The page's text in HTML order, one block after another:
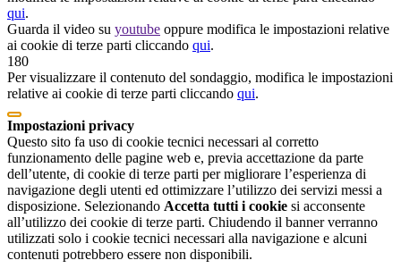
qui.
Guarda il video su youtube oppure modifica le impostazioni relative
ai cookie di terze parti cliccando qui.
180
Per visualizzare il contenuto del sondaggio, modifica le impostazioni
relative ai cookie di terze parti cliccando qui.
Impostazioni privacy
Questo sito fa uso di cookie tecnici necessari al corretto
funzionamento delle pagine web e, previa accettazione da parte
dell’utente, di cookie di terze parti per migliorare l’esperienza di
navigazione degli utenti ed ottimizzare l’utilizzo dei servizi messi a
disposizione. Selezionando Accetta tutti i cookie si acconsente
all’utilizzo dei cookie di terze parti. Chiudendo il banner verranno
utilizzati solo i cookie tecnici necessari alla navigazione e alcuni
contenuti potrebbero essere non disponibili.